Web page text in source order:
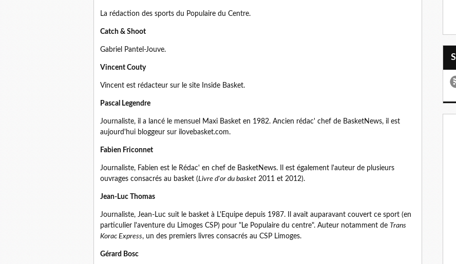
La rédaction des sports du Populaire du Centre.
Catch & Shoot
Gabriel Pantel-Jouve.
Vincent Couty
Vincent est rédacteur sur le site Inside Basket.
Pascal Legendre
Journaliste, il a lancé le mensuel Maxi Basket en 1982. Ancien rédac' chef de BasketNews, il est
aujourd'hui bloggeur sur ilovebasket.com.
Fabien Friconnet
Journaliste, Fabien est le Rédac' en chef de BasketNews. Il est également l'auteur de plusieurs
ouvrages consacrés au basket (Livre d'or du basket 2011 et 2012).
Jean-Luc Thomas
Journaliste, Jean-Luc suit le basket à L'Equipe depuis 1987. Il avait auparavant couvert ce sport (en
particulier l'aventure du Limoges CSP) pour "Le Populaire du centre". Auteur notamment de Trans
Korac Express, un des premiers livres consacrés au CSP Limoges.
Gérard Bosc